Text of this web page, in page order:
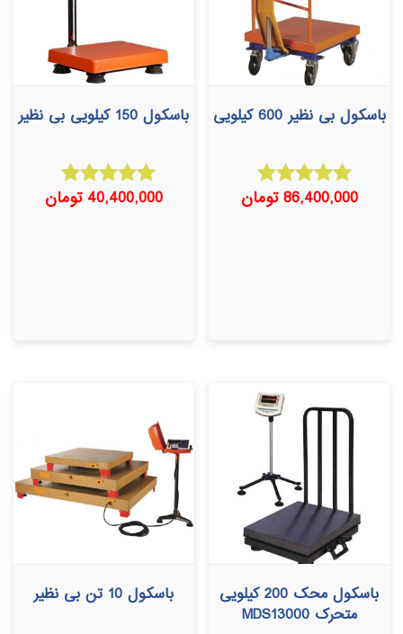
باسکول بی نظیر 600 کیلویی
امتیاز
5.00
86,400,000تومان
باسکول 150 کیلویی بی نظیر
امتیاز
5.00
40,400,000 تومان
باسکول محک 200 کیلویی
متحرک MDS13000
باسکول 10 تن بی نظیر